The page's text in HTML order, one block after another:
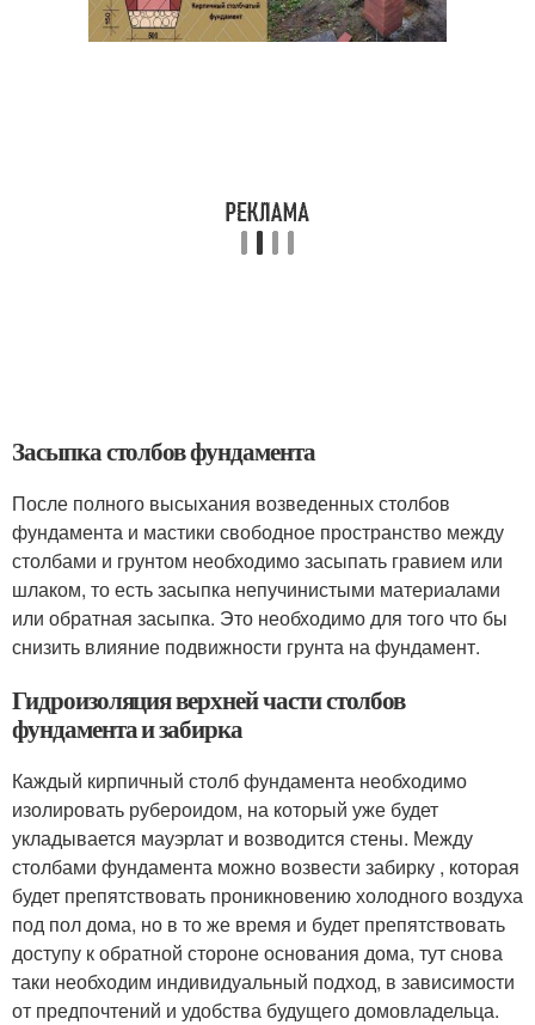
Засыпка столбов фундамента
После полного высыхания возведенных столбов
фундамента и мастики свободное пространство между
столбами и грунтом необходимо засыпать гравием или
шлаком, то есть засыпка непучинистыми материалами
или обратная засыпка. Это необходимо для того что бы
снизить влияние подвижности грунта на фундамент.
Гидроизоляция верхней части столбов
фундамента и забирка
Каждый кирпичный столб фундамента необходимо
изолировать рубероидом, на который уже будет
укладывается мауэрлат и возводится стены. Между
столбами фундамента можно возвести забирку , которая
будет препятствовать проникновению холодного воздуха
под пол дома, но в то же время и будет препятствовать
доступу к обратной стороне основания дома, тут снова
таки необходим индивидуальный подход, в зависимости
от предпочтений и удобства будущего домовладельца.